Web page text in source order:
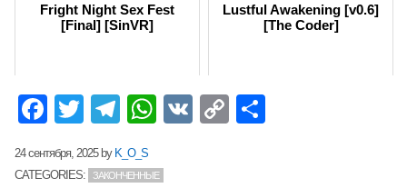
Fright Night Sex Fest
[Final] [SinVR]
Lustful Awakening [v0.6]
[The Coder]
Facebook
TwitterTelegram
WhatsApp
VK Copy
24 сентября, 2025by K_O_S
CATEGORIES:
ЗАКОНЧЕННЫЕ